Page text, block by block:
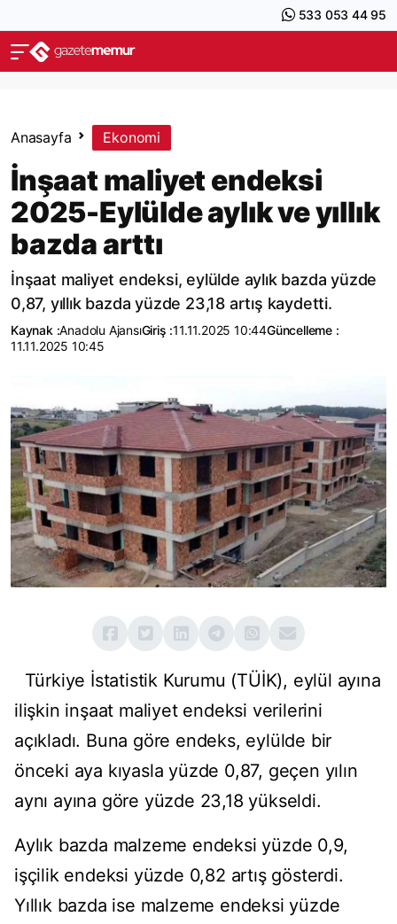
533 053 44 95
Anasayfa Ekonomi
İnşaat maliyet endeksi
2025-Eylülde aylık ve yıllık
bazda arttı
İnşaat maliyet endeksi, eylülde aylık bazda yüzde
0,87, yıllık bazda yüzde 23,18 artış kaydetti.
Kaynak :Anadolu AjansıGiriş :11.11.2025 10:44Güncelleme :
11.11.2025 10:45
Türkiye İstatistik Kurumu (TÜİK), eylül ayına
ilişkin inşaat maliyet endeksi verilerini
açıkladı. Buna göre endeks, eylülde bir
önceki aya kıyasla yüzde 0,87, geçen yılın
aynı ayına göre yüzde 23,18 yükseldi.
Aylık bazda malzeme endeksi yüzde 0,9,
işçilik endeksi yüzde 0,82 artış gösterdi.
Yıllık bazda ise malzeme endeksi yüzde